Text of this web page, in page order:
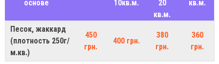
основе
10кв.м.
20
кв.м.
кв.м.
Песок, жаккард
(плотность 250г/
м.кв.)
450
грн.
400 грн.
380
грн.
360
грн.